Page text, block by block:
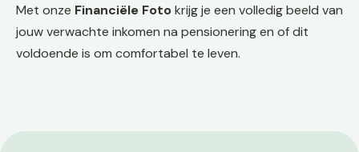
Met onze Financiële Fotokrijg je een volledig beeld van
jouw verwachte inkomen na pensionering en of dit
voldoende is om comfortabel te leven.